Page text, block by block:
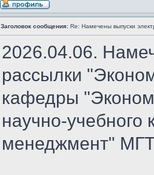
Заголовок сообщения: Re: Намечены выпуски
2026.04.06.
рассылки
кафедры
научно-
менеджмент"